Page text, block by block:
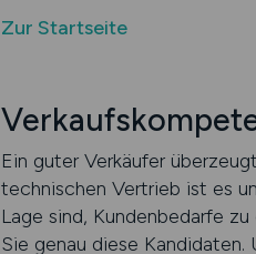
Zur Startseite
Ein guter Verkäufer
technischen Vertrieb ist es
Lage sind, Kundenbedarfe
Sie genau diese